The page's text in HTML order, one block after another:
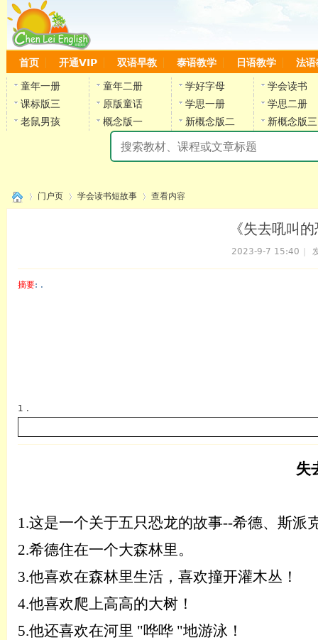
首页 开通VIP 双语早教 泰语教学 日语教学 法语
童年一册 童年二册 学好字母
学会读书
课标版三
原版童话 学思一册
学思二册
老鼠男孩
概念版一 新概念版二 新概念版三
门户页 学会读书短故事 查看内容
《失去吼叫
2023-9-7 15:40
摘要: .
1 .
失
1.这是一个关于五只恐龙的故事--希德、斯派
2.希德住在一个大森林里。
3.他喜欢在森林里生活，喜欢撞开灌木丛！
4.他喜欢爬上高高的大树！
5.他还喜欢在河里 "哗哗 "地游泳！